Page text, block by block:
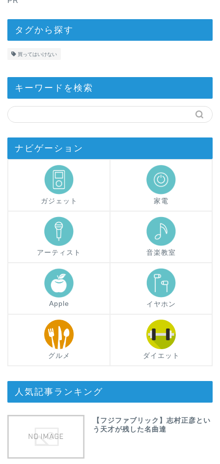
タグから探す
買ってはいけない
キーワードを検索
ナビゲーション
ガジェット 家電
アーティスト 音楽教室
Apple イヤホン
グルメ ダイエット
人気記事ランキング
【フジファブリック】志村正彦とい
う天才が残した名曲達